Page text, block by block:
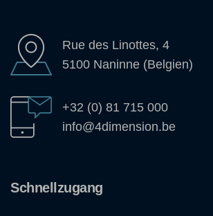
Rue des Linottes, 4
5100 Naninne (Belgien)
+32 (0) 81 715 000
info@4dimension.be
Schnellzugang